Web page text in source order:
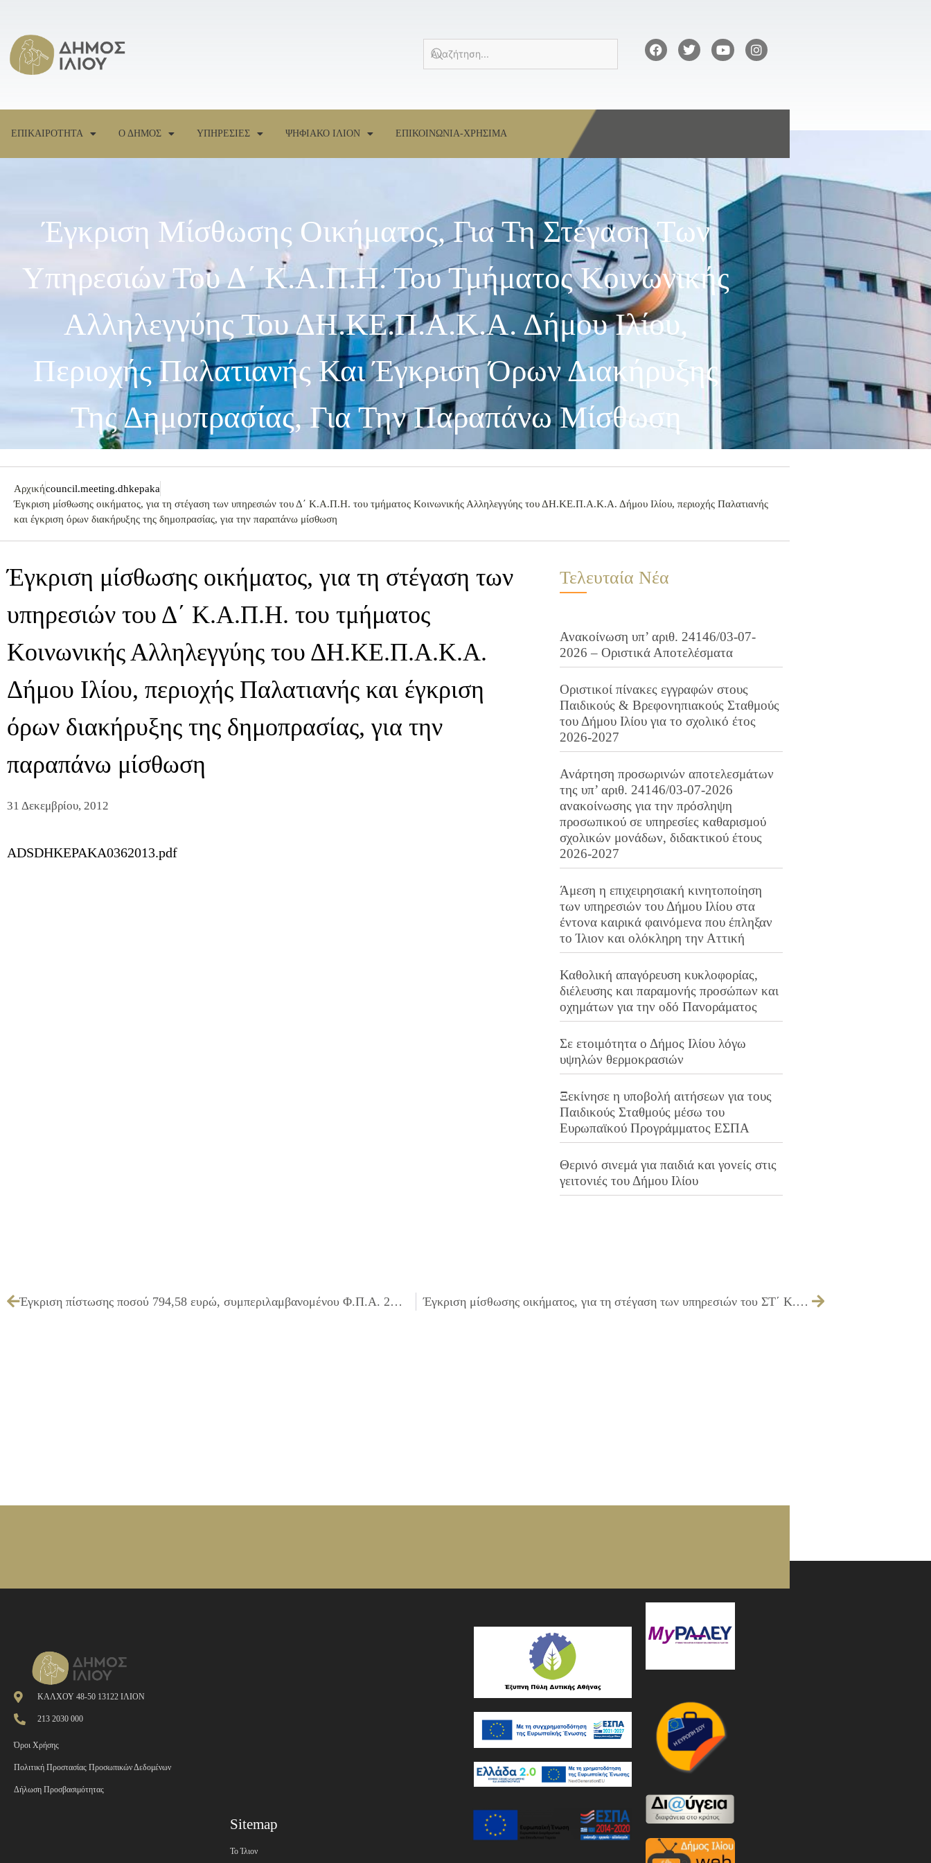
ΕΠΙΚΑΙΡΟΤΗΤΑ Ο ΔΗΜΟΣ ΥΠΗΡΕΣΙΕΣ ΨΗΦΙΑΚΟ ΙΛΙΟΝ ΕΠΙΚΟΙΝΩΝΙΑ-ΧΡΗΣΙΜΑ
Έγκριση Μίσθωσης Οικήματος, Για Τη Στέγαση Των
Υπηρεσιών Του Δ΄ Κ.Α.Π.Η. Του Τμήματος Κοινωνικής
Αλληλεγγύης Του ΔΗ.ΚΕ.Π.Α.Κ.Α. Δήμου Ιλίου,
Περιοχής Παλατιανής Και Έγκριση Όρων Διακήρυξης
Της Δημοπρασίας, Για Την Παραπάνω Μίσθωση
Αρχικήcouncil.meeting.dhkepaka
Έγκριση μίσθωσης οικήματος, για τη στέγαση των υπηρεσιών του Δ΄ Κ.Α.Π.Η. του τμήματος Κοινωνικής Αλληλεγγύης του ΔΗ.ΚΕ.Π.Α.Κ.Α. Δήμου Ιλίου, περιοχής Παλατιανής
και έγκριση όρων διακήρυξης της δημοπρασίας, για την παραπάνω μίσθωση
Έγκριση μίσθωσης οικήματος, για τη στέγαση των
υπηρεσιών του Δ΄ Κ.Α.Π.Η. του τμήματος
Κοινωνικής Αλληλεγγύης του ΔΗ.ΚΕ.Π.Α.Κ.Α.
Δήμου Ιλίου, περιοχής Παλατιανής και έγκριση
όρων διακήρυξης της δημοπρασίας, για την
παραπάνω μίσθωση
31 Δεκεμβρίου, 2012
ADSDHKEPAKA0362013.pdf
Τελευταία Νέα
Ανακοίνωση υπ’ αριθ. 24146/03-07-
2026 – Οριστικά Αποτελέσματα
Οριστικοί πίνακες εγγραφών στους
Παιδικούς & Βρεφονηπιακούς Σταθμούς
του Δήμου Ιλίου για το σχολικό έτος
2026-2027
Ανάρτηση προσωρινών αποτελεσμάτων
της υπ’ αριθ. 24146/03-07-2026
ανακοίνωσης για την πρόσληψη
προσωπικού σε υπηρεσίες καθαρισμού
σχολικών μονάδων, διδακτικού έτους
2026-2027
Άμεση η επιχειρησιακή κινητοποίηση
των υπηρεσιών του Δήμου Ιλίου στα
έντονα καιρικά φαινόμενα που έπληξαν
το Ίλιον και ολόκληρη την Αττική
Καθολική απαγόρευση κυκλοφορίας,
διέλευσης και παραμονής προσώπων και
οχημάτων για την οδό Πανοράματος
Σε ετοιμότητα ο Δήμος Ιλίου λόγω
υψηλών θερμοκρασιών
Ξεκίνησε η υποβολή αιτήσεων για τους
Παιδικούς Σταθμούς μέσω του
Ευρωπαϊκού Προγράμματος ΕΣΠΑ
Θερινό σινεμά για παιδιά και γονείς στις
γειτονιές του Δήμου Ιλίου
Έγκριση πίστωσης ποσού 794,58 ευρώ, συμπεριλαμβανομένου Φ.Π.Α. 23%,για την «Προμήθεια φιαλών υγραερίου για τις ανάγκες των Κ.Α.Π.Η. του Τμήματος Κοινωνικής Αλληλεγγύης, του ΔΗ.ΚΕ.Π.Α.Κ.Α. Δήμου Ιλίου, έτους 2013», σε βάρος του Κ.Α. 10.6699.0004 του προϋπολογισμού του Ν.Π.Δ.Δ., οικονομικού έτους 2013 Έγκριση μίσθωσης οικήματος, για τη στέγαση των υπηρεσιών του ΣΤ΄ Κ.Α.Π.Η. του τμήματος Κοινωνικής Αλληλεγγύης του ΔΗ.ΚΕ.Π.Α.Κ.Α. Δήμου Ιλίου, περιοχής Ρίμινι και έγκριση όρων διακήρυξης της δημοπρασίας, για την παραπάνω μίσθωση
ΚΑΛΧΟΥ 48-50 13122 ΙΛΙΟΝ
213 2030 000
Όροι Χρήσης
Πολιτική Προστασίας Προσωπικών Δεδομένων
Δήλωση Προσβασιμότητας
Sitemap
Το Ίλιον